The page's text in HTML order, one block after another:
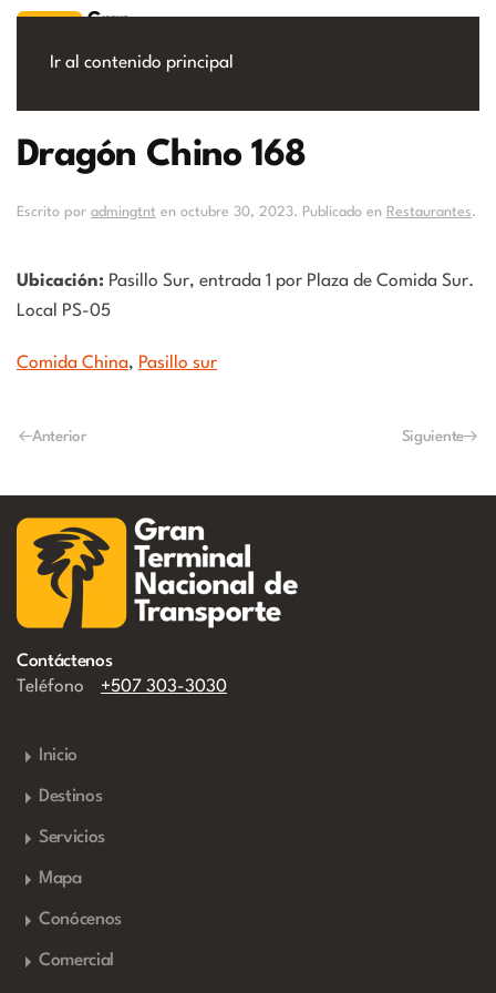
Ir al contenido principal
Dragón Chino 168
Escrito por admingtnt en octubre 30, 2023. Publicado en Restaurantes.
Ubicación: Pasillo Sur, entrada 1 por Plaza de Comida Sur.
Local PS-05
Comida China, Pasillo sur
Anterior Siguiente
Contáctenos
Teléfono
+507 303-3030
Inicio
Destinos
Servicios
Mapa
Conócenos
Comercial